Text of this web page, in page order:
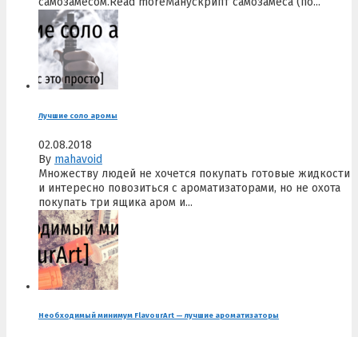
Лучшие соло аромы
02.08.2018
By mahavoid
Множеству людей не хочется покупать готовые жидкости
и интересно повозиться с ароматизаторами, но не охота
покупать три ящика аром и...
Необходимый минимум FlavourArt — лучшие ароматизаторы